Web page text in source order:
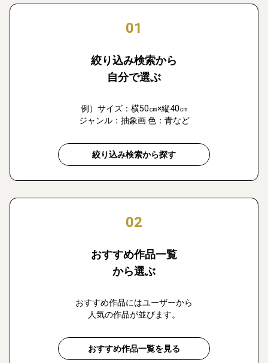
01
絞り込み検索から
自分で選ぶ
例）サイズ：横50㎝×縦40㎝
ジャンル：抽象画 色：青など
絞り込み検索から探す
02
おすすめ作品一覧
から選ぶ
おすすめ作品にはユーザーから
人気の作品が並びます。
おすすめ作品一覧を見る